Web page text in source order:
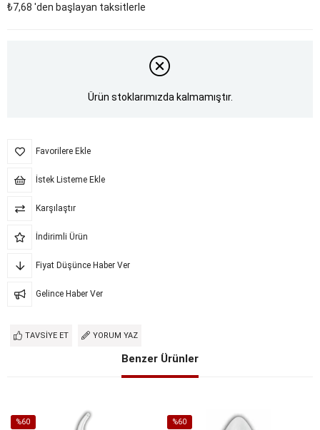
₺7,68 'den başlayan taksitlerle
Ürün stoklarımızda kalmamıştır.
Favorilere Ekle
İstek Listeme Ekle
Karşılaştır
İndirimli Ürün
Fiyat Düşünce Haber Ver
Gelince Haber Ver
TAVSIYE ET YORUM YAZ
Benzer Ürünler
%60
%60